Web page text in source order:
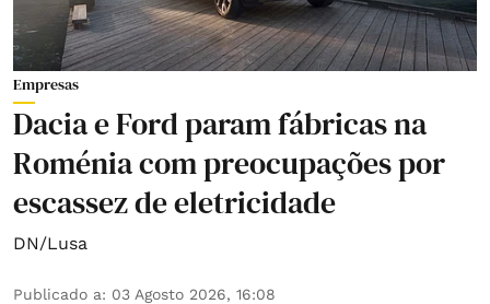
Empresas
Dacia e Ford param fábricas na
Roménia com preocupações por
escassez de eletricidade
DN/Lusa
Publicado a: 03 Agosto 2026, 16:08